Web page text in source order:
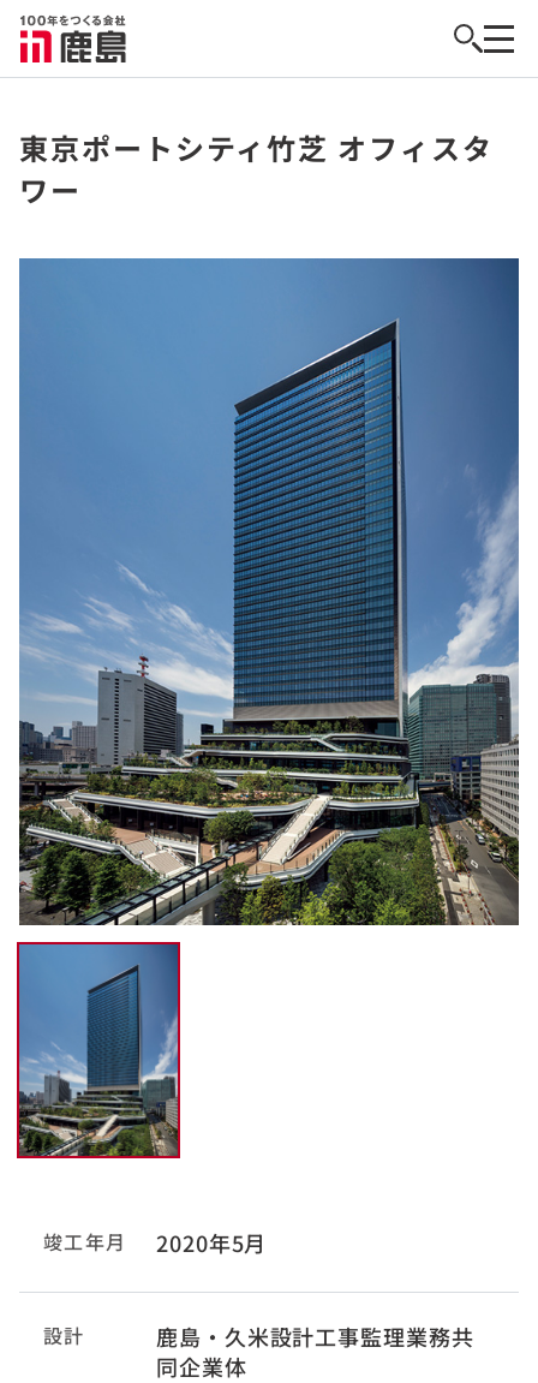
東京ポートシティ竹芝 オフィスタ
ワー
竣工年月 2020年5月
設計
鹿島・久米設計工事監理業務共
同企業体